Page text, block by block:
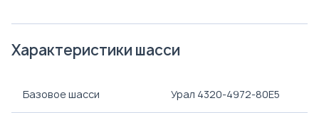
Характеристики шасси
Базовое шасси Урал 4320-4972-80Е5